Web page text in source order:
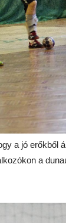
a jó erőkből
a